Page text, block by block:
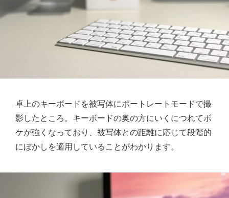
卓上のキーボードを被写体にポートレートモードで撮
影したところ。キーボードの奥の方にいくにつれてボ
ケが強くなっており、被写体との距離に応じて段階的
にぼかしを適用していることがわかります。